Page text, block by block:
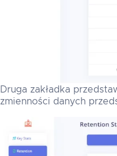
Druga zakładka
zmienności danych